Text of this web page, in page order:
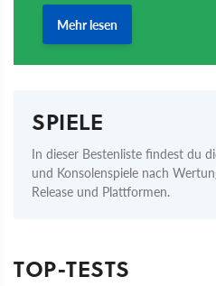
SPIELE
In dieser Bestenliste findest du
und Konsolenspiele nach
Release und Plattformen.
TOP-TESTS